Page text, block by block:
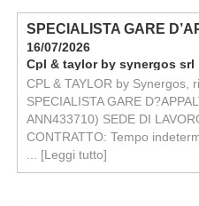
SPECIALISTA GARE
16/07/2026
Cpl & taylor by synergos srl
CPL & TAYLOR by Synergos,
SPECIALISTA GARE
ANN433710) SEDE DI
CONTRATTO: Tempo
[Leggi tutto]